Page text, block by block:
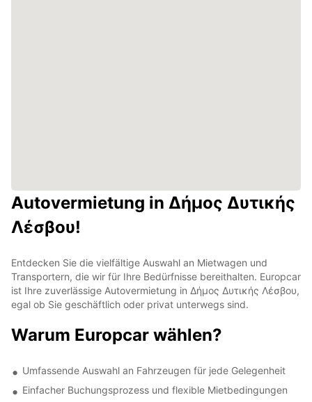
Autovermietung in Δήμος Δυτικής
Λέσβου!
Entdecken Sie die vielfältige Auswahl an Mietwagen und
Transportern, die wir für Ihre Bedürfnisse bereithalten. Europcar
ist Ihre zuverlässige Autovermietung in Δήμος Δυτικής Λέσβου,
egal ob Sie geschäftlich oder privat unterwegs sind.
Warum Europcar wählen?
Umfassende Auswahl an Fahrzeugen für jede Gelegenheit
Einfacher Buchungsprozess und flexible Mietbedingungen